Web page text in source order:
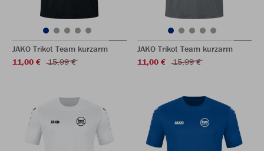
JAKO Trikot Team kurzarm
11,00 €
15,99 €
JAKO Trikot Team kurzarm
11,00 €
15,99 €